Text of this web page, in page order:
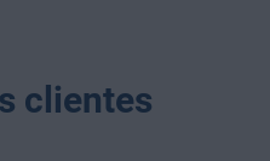
clientes